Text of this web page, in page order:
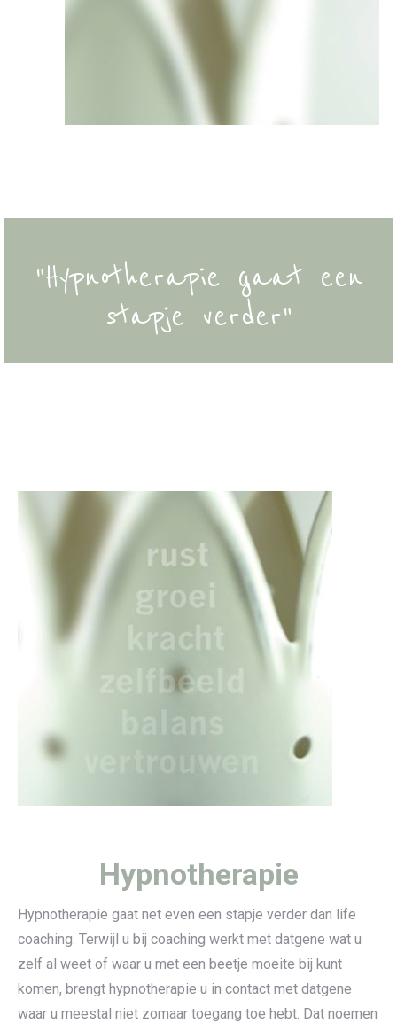
"Hypnotherapie gaat een
stapje verder"
Hypnotherapie
Hypnotherapie gaat net even een stapje verder dan life
coaching. Terwijl u bij coaching werkt met datgene wat u
zelf al weet of waar u met een beetje moeite bij kunt
komen, brengt hypnotherapie u in contact met datgene
waar u meestal niet zomaar toegang toe hebt. Dat noemen